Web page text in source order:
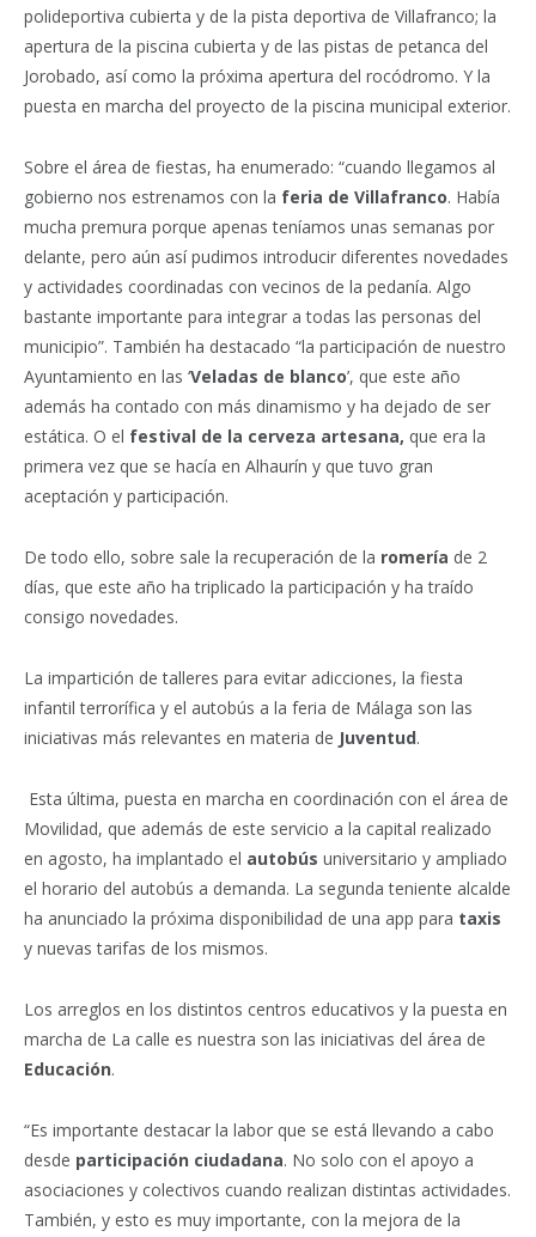
polideportiva cubierta y de la pista deportiva de Villafranco; la
apertura de la piscina cubierta y de las pistas de petanca del
Jorobado, así como la próxima apertura del rocódromo. Y la
puesta en marcha del proyecto de la piscina municipal exterior.
Sobre el área de fiestas, ha enumerado: “cuando llegamos al
gobierno nos estrenamos con la feria de Villafranco. Había
mucha premura porque apenas teníamos unas semanas por
delante, pero aún así pudimos introducir diferentes novedades
y actividades coordinadas con vecinos de la pedanía. Algo
bastante importante para integrar a todas las personas del
municipio”. También ha destacado “la participación de nuestro
Ayuntamiento en las ‘Veladas de blanco’, que este año
además ha contado con más dinamismo y ha dejado de ser
estática. O el festival de la cerveza artesana, que era la
primera vez que se hacía en Alhaurín y que tuvo gran
aceptación y participación.
De todo ello, sobre sale la recuperación de la romería de 2
días, que este año ha triplicado la participación y ha traído
consigo novedades.
La impartición de talleres para evitar adicciones, la fiesta
infantil terrorífica y el autobús a la feria de Málaga son las
iniciativas más relevantes en materia de Juventud.
Esta última, puesta en marcha en coordinación con el área de
Movilidad, que además de este servicio a la capital realizado
en agosto, ha implantado el autobús universitario y ampliado
el horario del autobús a demanda. La segunda teniente alcalde
ha anunciado la próxima disponibilidad de una app para taxis
y nuevas tarifas de los mismos.
Los arreglos en los distintos centros educativos y la puesta en
marcha de La calle es nuestra son las iniciativas del área de
Educación.
“Es importante destacar la labor que se está llevando a cabo
desde participación ciudadana. No solo con el apoyo a
asociaciones y colectivos cuando realizan distintas actividades.
También, y esto es muy importante, con la mejora de la